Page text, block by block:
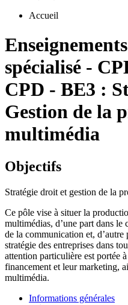
Accueil
spécialisé -
CPD - BE3 :
Gestion de la
multimédia
Objectifs
Stratégie droit et gestion de la
Ce pôle vise à situer la
multimédias, d’une part dans le
de la communication et, d’autre
stratégie des entreprises dans
attention particulière est portée
financement et leur marketing,
multimédia.
Informations générales